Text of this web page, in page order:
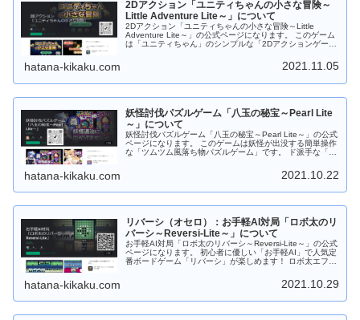
2Dアクション「ユニティちゃんの小さな冒険～
Little Adventure Lite～」について
2Dアクション「ユニティちゃんの小さな冒険～Little
Adventure Lite～」の公式ページになります。 このゲーム
は「ユニティちゃん」のシンプルな「2Dアクションゲー
う！ 道中には「ウニ？」「オポッサム」「大鷲」などのモ
ンスターがいっぱい！ジャンプしてよけてください。
までダウンロードなしでＰＣのブラウザで遊べます。 もち
hatana-kikaku.com 2021.11.05
妖怪討伐パズルゲーム「八玉の秘宝～Pearl Lite
～」について
妖怪討伐パズルゲーム「八玉の秘宝～Pearl Lite～」の公式
ページになります。 このゲームは妖怪が出没する簡単操作
な「ツムツム風落ち物パズルゲーム」です。 ド派手な「宝
にサックと遊べますので 是非是非、お試しください。 ゲ
ーム中は８種類の宝玉（パール）が落ちてきますので同じ
することで手動で爆発させることもできます。 さらに時限
宝玉の他に特殊宝玉（２～３色変換）、跳玉（パンチ）、
妖玉があります。 「宝玉スキル：焔」は超強力！！発動す
ると同じ色の「宝玉」をまとめて消します。 Android版は
「Google Play ストア」からダウンロードしてから遊ぶこ
とができます。 Web版はダウンロードなしでＰＣのブラウ
ザで遊ぶことができます。 もちろんフリーソフトです。応
hatana-kikaku.com 2021.10.22
リバーシ（オセロ）：お手軽AI対局「ロボ太のリ
バーシ～Reversi-Lite～」について
お手軽AI対局「ロボ太のリバーシ～Reversi-Lite～」の公式
ページになります。 初心者に優しい「お手軽AI」で人気定
番ボードゲーム「リバーシ」が楽しめます！ ロボ太エフェ
はない要素あり！ あなたを飽きさせません！ 通勤・通学
中にサクッと短時間で遊べますので 是非是非、お試しくだ
ンシア）」が降臨します！ 今後も改良を加えて「ロボ太-
hatana-kikaku.com 2021.10.29